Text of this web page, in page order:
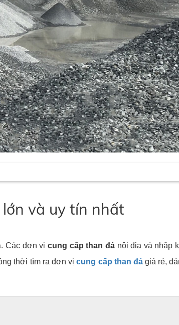
và uy tín nhất
Các đơn vị cung cấp than đánội địa và nhập
thời tìm ra đơn vịcung cấp than đágiá rẻ,